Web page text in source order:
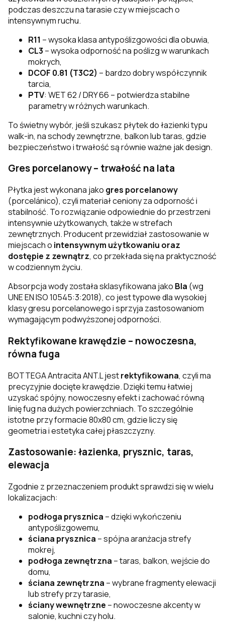
podczas deszczu na tarasie czy w miejscach o
intensywnym ruchu.
R11 – wysoka klasa antypoślizgowości dla obuwia,
CL3 – wysoka odporność na poślizg w warunkach
mokrych,
DCOF 0.81 (T3C2) – bardzo dobry współczynnik
tarcia,
PTV: WET 62 / DRY 66 – potwierdza stabilne
parametry w różnych warunkach.
To świetny wybór, jeśli szukasz płytek do łazienki typu
walk-in, na schody zewnętrzne, balkon lub taras, gdzie
bezpieczeństwo i trwałość są równie ważne jak design.
Gres porcelanowy – trwałość na lata
Płytka jest wykonana jako gres porcelanowy
(porcelánico), czyli materiał ceniony za odporność i
stabilność. To rozwiązanie odpowiednie do przestrzeni
intensywnie użytkowanych, także w strefach
zewnętrznych. Producent przewidział zastosowanie w
miejscach o intensywnym użytkowaniu oraz
dostępie z zewnątrz, co przekłada się na praktyczność
w codziennym życiu.
Absorpcja wody została sklasyfikowana jako BIa (wg
UNE EN ISO 10545:3:2018), co jest typowe dla wysokiej
klasy gresu porcelanowego i sprzyja zastosowaniom
wymagającym podwyższonej odporności.
Rektyfikowane krawędzie – nowoczesna,
równa fuga
BOTTEGA Antracita ANT.L jestrektyfikowana, czyli ma
precyzyjnie docięte krawędzie. Dzięki temu łatwiej
uzyskać spójny, nowoczesny efekt i zachować równą
linię fug na dużych powierzchniach. To szczególnie
istotne przy formacie 80x80 cm, gdzie liczy się
geometria i estetyka całej płaszczyzny.
Zastosowanie: łazienka, prysznic, taras,
elewacja
Zgodnie z przeznaczeniem produkt sprawdzi się w wielu
lokalizacjach:
podłoga prysznica – dzięki wykończeniu
antypoślizgowemu,
ściana prysznica – spójna aranżacja strefy
mokrej,
podłoga zewnętrzna – taras, balkon, wejście do
domu,
ściana zewnętrzna – wybrane fragmenty elewacji
lub strefy przy tarasie,
ściany wewnętrzne – nowoczesne akcenty w
salonie, kuchni czy holu.